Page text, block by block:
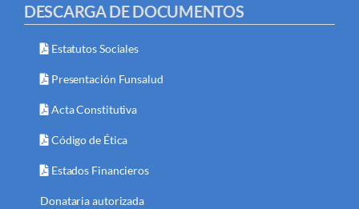
DESCARGA DE DOCUMENTOS
Estatutos Sociales
Presentación Funsalud
Acta Constitutiva
Código de Ética
Estados Financieros
Donataria autorizada